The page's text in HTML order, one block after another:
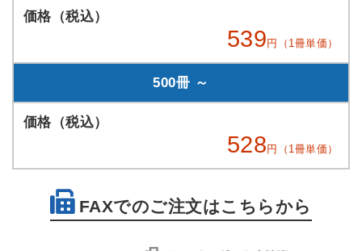
539 円（1冊単価）
500冊 ～
528 円（1冊単価）
FAXでのご注文はこちらから